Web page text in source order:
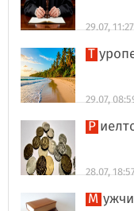
29.07, 11:27
29.07,
28.07, 18:57